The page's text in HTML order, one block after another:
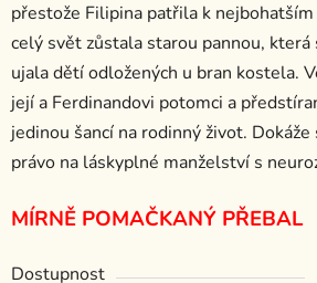
přestože Filipina patřila k
celý svět zůstala starou pannou,
ujala dětí odložených u bran kostela.
její a Ferdinandovi potomci a
jedinou šancí na rodinný život.
právo na láskyplné manželství s
MÍRNĚ POMAČKANÝ PŘEBAL
Dostupnost